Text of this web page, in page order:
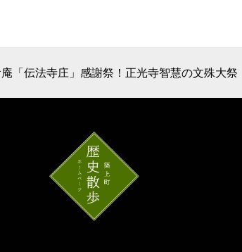
「伝法寺庄」感謝祭！正光寺智慧の文殊大祭